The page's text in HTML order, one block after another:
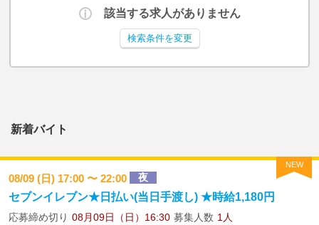
該当する求人がありません
検索条件を変更
新着バイト
NEW
08/09 (日) 17:00 〜 22:00 夜
セブンイレブン★日払い(当日手渡し) ★時給1,180円
応募締め切り 08月09日（日）16:30 募集人数 1人